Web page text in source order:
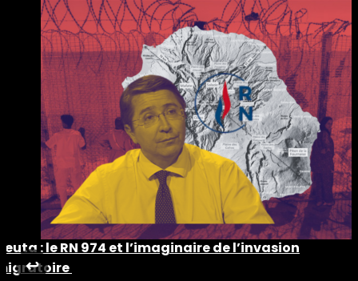
: le RN 974 et l’imaginaire de l’invasion
↩︎